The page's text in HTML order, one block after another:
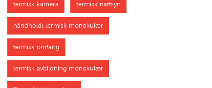
termisk kamera termisk nattsyn
håndholdt termisk monokulær
termisk omfang
termisk avbildning monokulær